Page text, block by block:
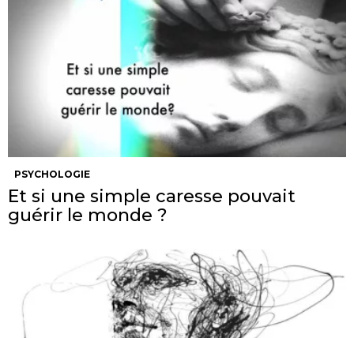
PSYCHOLOGIE
Et si une simple caresse pouvait
guérir le monde ?